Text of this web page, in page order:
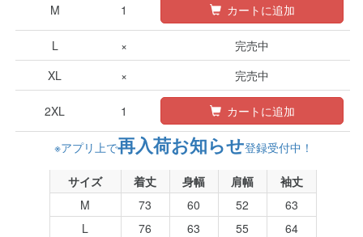
M 1 カートに追加
L ×
完売中
XL
× 完売中
2XL 1 カートに追加
※アプリ上で再入荷お知らせ登録受付中！
サイズ 着丈 身幅 肩幅
袖丈
M
73 60 52
63
L
76 63 55
64